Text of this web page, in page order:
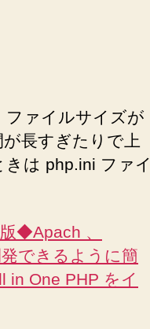
ファイルサイズが
長すぎたりで上
は php.ini ファイ
◆Apach 、
できるように簡
in One PHP をイ